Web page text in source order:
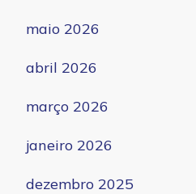
maio 2026
abril 2026
março 2026
janeiro 2026
dezembro 2025